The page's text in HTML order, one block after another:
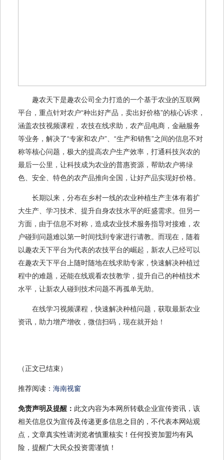
趣农天下是趣农公司全力打造的一个基于农业的互联网
平台，重点针对农户“种出好产品，卖出好价格”的核心诉求，
涵盖农技视频课程，农技在线求助，农产品电商，金融服务
等业务，解决了“专家和农户”、“生产和销售”之间的信息不对
称等核心问题，极大的提高农户生产效率，打通科技兴农的
最后一公里，让科技成为农业的普惠资源，帮助农户将绿
色、安全、特色的农产品推向全国，让好产品实现好价格。
长期以来，分布在乡村一线的农业种植生产主体有着扩
大生产、学习技术、提升自身农技水平的旺盛需求。但另一
方面，由于信息不对称，造成农业技术服务指导对接难，农
户碰到问题难以第一时间找到专家进行请教。而现在，随着
以趣农天下平台为代表的农技平台的崛起，新农人已经可以
在趣农天下平台上随时随地在线求助专家，快速解决种植过
程中的难题，还能在线观看农技教学，提升自己的种植技术
水平，让新农人碰到技术问题不再孤单无助。
在线学习视频课程，快速解决种植问题，获取最新农业
资讯，助力增产增收，微信扫码，现在就开始！
（正文已结束）
推荐阅读： 海南视窗
免责声明及提醒： 此文内容为本网所转载企业宣传资讯，该
相关信息仅为宣传及传递更多信息之目的，不代表本网站观
点，文章真实性请浏览者慎重核实！任何投资加盟均有风
险，提醒广大民众投资需谨慎！